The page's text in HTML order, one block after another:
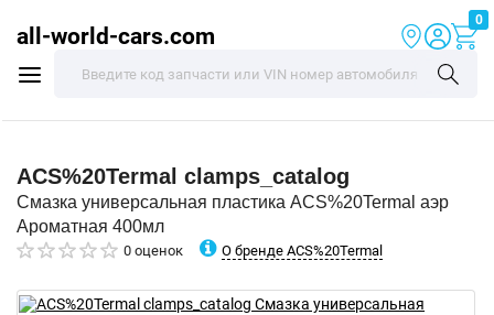
all-world-cars.com
0
ACS%20Termal clamps_catalog
Смазка универсальная пластика ACS%20Termal аэр
Ароматная 400мл
0 оценок О бренде ACS%20Termal